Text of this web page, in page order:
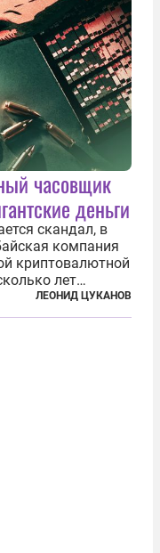
часовщик
деньги
скандал, в
компания
криптовалютной
лет
не менее 4
принадлежащих
ЛЕОНИД ЦУКАНОВ